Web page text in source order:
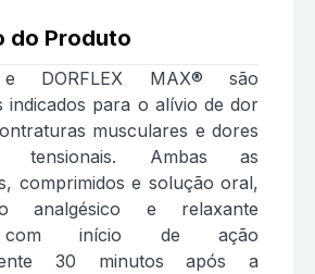
do Produto
e DORFLEX MAX® são
indicados para o alívio de dor
musculares e dores
tensionais. Ambas as
comprimidos e solução oral,
analgésico e relaxante
com início de ação
30 minutos após a